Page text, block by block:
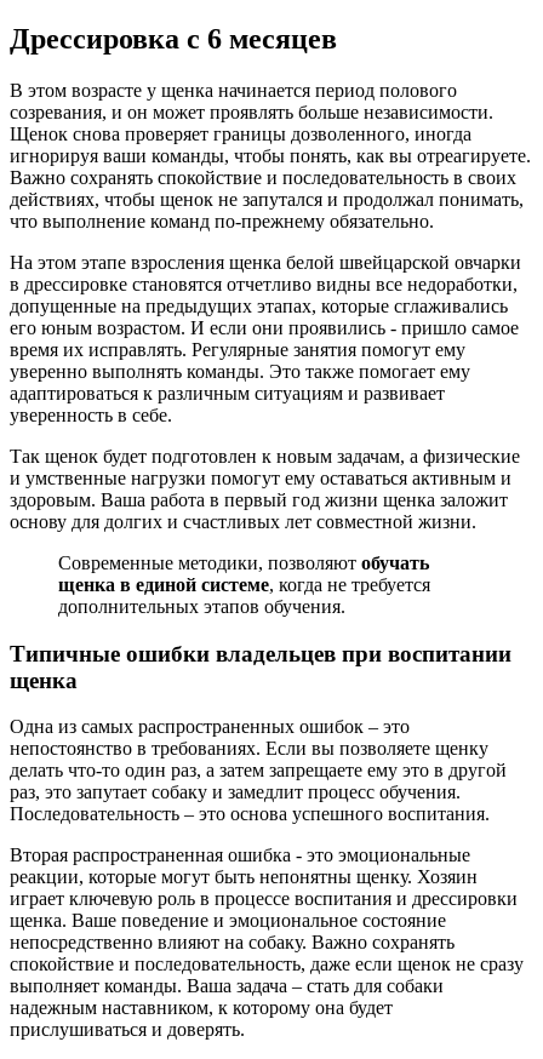
Дрессировка с 6 месяцев
В этом возрасте у щенка начинается период полового
созревания, и он может проявлять больше независимости.
Щенок снова проверяет границы дозволенного, иногда
игнорируя ваши команды, чтобы понять, как вы отреагируете.
Важно сохранять спокойствие и последовательность в своих
действиях, чтобы щенок не запутался и продолжал понимать,
что выполнение команд по-прежнему обязательно.
На этом этапе взросления щенка белой швейцарской овчарки
в дрессировке становятся отчетливо видны все недоработки,
допущенные на предыдущих этапах, которые сглаживались
его юным возрастом. И если они проявились - пришло самое
время их исправлять. Регулярные занятия помогут ему
уверенно выполнять команды. Это также помогает ему
адаптироваться к различным ситуациям и развивает
уверенность в себе.
Так щенок будет подготовлен к новым задачам, а физические
и умственные нагрузки помогут ему оставаться активным и
здоровым. Ваша работа в первый год жизни щенка заложит
основу для долгих и счастливых лет совместной жизни.
Современные методики, позволяют обучать
щенка в единой системе, когда не требуется
дополнительных этапов обучения.
Типичные ошибки владельцев при воспитании
щенка
Одна из самых распространенных ошибок – это
непостоянство в требованиях. Если вы позволяете щенку
делать что-то один раз, а затем запрещаете ему это в другой
раз, это запутает собаку и замедлит процесс обучения.
Последовательность – это основа успешного воспитания.
Вторая распространенная ошибка - это эмоциональные
реакции, которые могут быть непонятны щенку. Хозяин
играет ключевую роль в процессе воспитания и дрессировки
щенка. Ваше поведение и эмоциональное состояние
непосредственно влияют на собаку. Важно сохранять
спокойствие и последовательность, даже если щенок не сразу
выполняет команды. Ваша задача – стать для собаки
надежным наставником, к которому она будет
прислушиваться и доверять.